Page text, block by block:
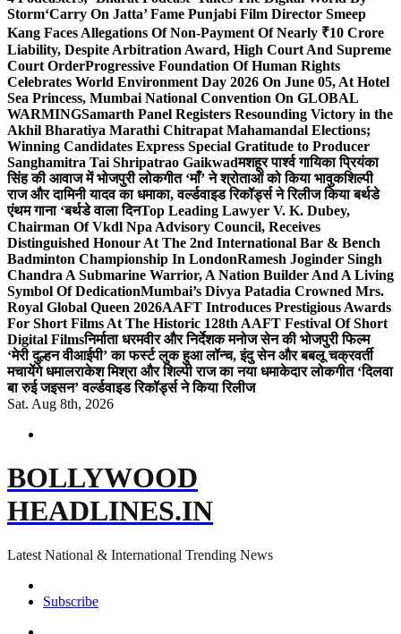
Storm‘Carry On Jatta’ Fame Punjabi Film Director Smeep
Kang Faces Allegations Of Non-Payment Of Nearly ₹10 Crore
Liability, Despite Arbitration Award, High Court And Supreme
Court OrderProgressive Foundation Of Human Rights
Celebrates World Environment Day 2026 On June 05, At Hotel
Sea Princess, Mumbai National Convention On GLOBAL
WARMINGSamarth Panel Registers Resounding Victory in the
Akhil Bharatiya Marathi Chitrapat Mahamandal Elections;
Winning Candidates Express Special Gratitude to Producer
Sanghamitra Tai Shripatrao Gaikwadमशहूर पार्श्व गायिका प्रियंका
सिंह की आवाज में भोजपुरी लोकगीत ‘माँ’ ने श्रोताओं को किया भावुकशिल्पी
राज और दामिनी यादव का धमाका, वर्ल्डवाइड रिकॉर्ड्स ने रिलीज किया बर्थडे
एंथम गाना ‘बर्थडे वाला दिनTop Leading Lawyer V. K. Dubey,
Chairman Of Vkdl Npa Advisory Council, Receives
Distinguished Honour At The 2nd International Bar & Bench
Badminton Championship In LondonRamesh Joginder Singh
Chandra A Submarine Warrior, A Nation Builder And A Living
Symbol Of DedicationMumbai’s Divya Patadia Crowned Mrs.
Royal Global Queen 2026AAFT Introduces Prestigious Awards
For Short Films At The Historic 128th AAFT Festival Of Short
Digital Filmsनिर्माता धरमवीर और निर्देशक मनोज सेन की भोजपुरी फिल्म
‘मेरी दुल्हन वीआईपी’ का फर्स्ट लुक हुआ लॉन्च, इंदु सेन और बबलू चक्रवर्ती
मचायेंगे धमालराकेश मिश्रा और शिल्पी राज का नया धमाकेदार लोकगीत ‘दिलवा
बा रुई जइसन’ वर्ल्डवाइड रिकॉर्ड्स ने किया रिलीज
Sat. Aug 8th, 2026
BOLLYWOOD
HEADLINES.IN
Latest National & International Trending News
Subscribe